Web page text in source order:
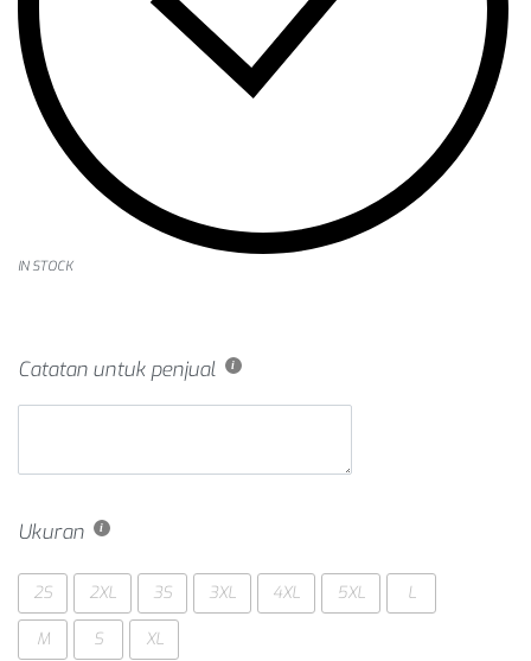
IN STOCK
Catatan untuk penjual
Ukuran
2S 2XL 3S 3XL 4XL 5XL L
M S XL